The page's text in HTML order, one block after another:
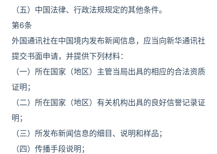
（五）中国法律、行政法规规定的其他条件。
第6条
外国通讯社在中国境内发布新闻信息，应当向新华通讯社
提交书面申请，并提供下列材料：
（一）所在国家（地区）主管当局出具的相应的合法资质
证明；
（二）所在国家（地区）有关机构出具的良好信誉记录证
明；
（三）所发布新闻信息的细目、说明和样品；
（四）传播手段说明；